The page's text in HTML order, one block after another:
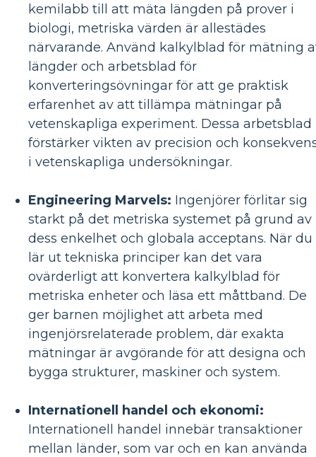
kemilabb till att mäta längden på prover i
biologi, metriska värden är allestädes
närvarande. Använd kalkylblad för mätning
längder och arbetsblad för
konverteringsövningar för att ge praktisk
erfarenhet av att tillämpa mätningar på
vetenskapliga experiment. Dessa arbetsblad
förstärker vikten av precision och
i vetenskapliga undersökningar.
Engineering Marvels: Ingenjörer förlitar sig
starkt på det metriska systemet på grund av
dess enkelhet och globala acceptans. När du
lär ut tekniska principer kan det vara
ovärderligt att konvertera kalkylblad för
metriska enheter och läsa ett måttband. De
ger barnen möjlighet att arbeta med
ingenjörsrelaterade problem, där exakta
mätningar är avgörande för att designa och
bygga strukturer, maskiner och system.
Internationell handel och ekonomi:
Internationell handel innebär transaktioner
mellan länder, som var och en kan använda